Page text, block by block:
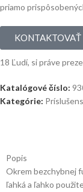
priamo
KONTAKTOVAŤ
18 Ľudí, si práve
Katalógové číslo:
Kategórie:
Popis
Okrem bezchybnej
ľahká a ľahko